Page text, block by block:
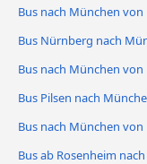
Bus nach München
Bus Nürnberg nach
Bus nach München von
Bus Pilsen nach
Bus nach München von
Bus ab Rosenheim